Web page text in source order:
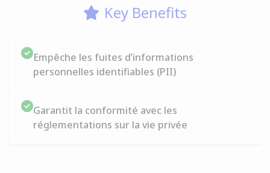
Key Benefits
Empêche les fuites d’informations
personnelles identifiables (PII)
Garantit la conformité avec les
réglementations sur la vie privée